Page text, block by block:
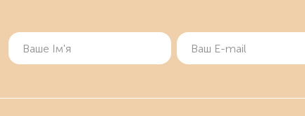
Препарати цього типу задіяні не лише в землеробстві.
квашеного молока, хлібної закваски. Препарати додають у
Правильне застосування добрив
При виборі засобів слід враховувати властивості
фактори. Неправильне застосування добрив може